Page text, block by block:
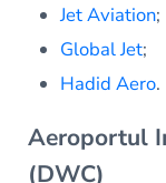
Jet Aviation;
Global Jet;
Hadid Aero.
Aeroportul
(DWC)